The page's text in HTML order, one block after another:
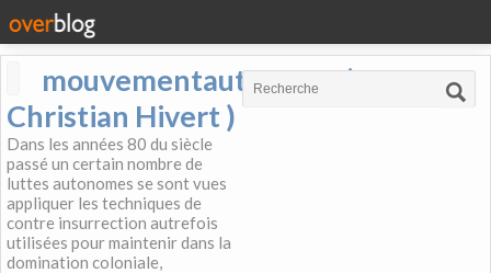
mouvementautonome (
Christian Hivert )
Dans les années 80 du siècle
passé un certain nombre de
luttes autonomes se sont vues
appliquer les techniques de
contre insurrection autrefois
utilisées pour maintenir dans la
domination coloniale,